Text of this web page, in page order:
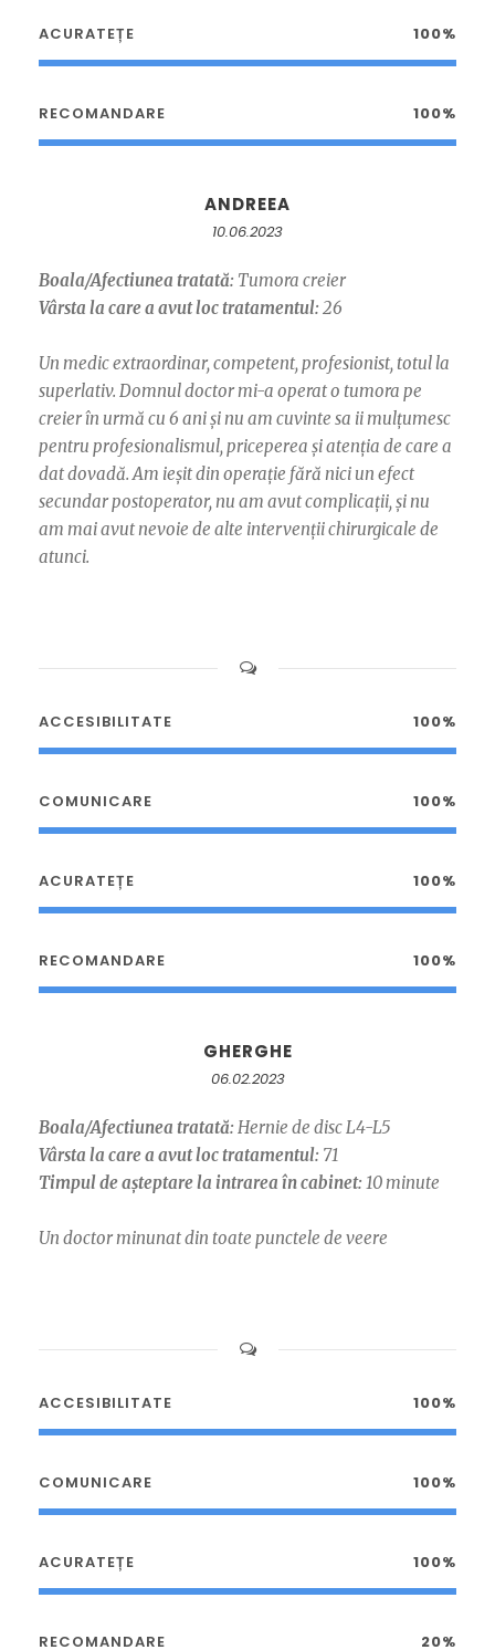
ACURATEȚE 100%
RECOMANDARE 100%
ANDREEA
10.06.2023
Boala/Afectiunea tratată: Tumora creier
Vârsta la care a avut loc tratamentul: 26
Un medic extraordinar, competent, profesionist, totul la
superlativ. Domnul doctor mi-a operat o tumora pe
creier în urmă cu 6 ani și nu am cuvinte sa ii mulțumesc
pentru profesionalismul, priceperea și atenția de care a
dat dovadă. Am ieșit din operație fără nici un efect
secundar postoperator, nu am avut complicații, și nu
am mai avut nevoie de alte intervenții chirurgicale de
atunci.
ACCESIBILITATE 100%
COMUNICARE 100%
ACURATEȚE 100%
RECOMANDARE 100%
GHERGHE
06.02.2023
Boala/Afectiunea tratată: Hernie de disc L4-L5
Vârsta la care a avut loc tratamentul: 71
Timpul de așteptare la intrarea în cabinet: 10 minute
Un doctor minunat din toate punctele de veere
ACCESIBILITATE 100%
COMUNICARE 100%
ACURATEȚE 100%
RECOMANDARE 20%